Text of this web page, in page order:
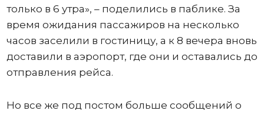
только в 6 утра», – поделились в паблике. За
время ожидания пассажиров на несколько
часов заселили в гостиницу, а к 8 вечера вновь
доставили в аэропорт, где они и оставались до
отправления рейса.
Но все же под постом больше сообщений о